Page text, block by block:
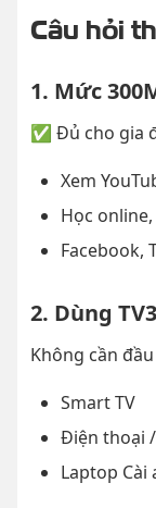
Câu hỏi
1. Mức
✅ Đủ cho gia
Xem
Học
Facebook,
2. Dùng
Không cần
Smart TV
Điện thoại
Laptop Cài